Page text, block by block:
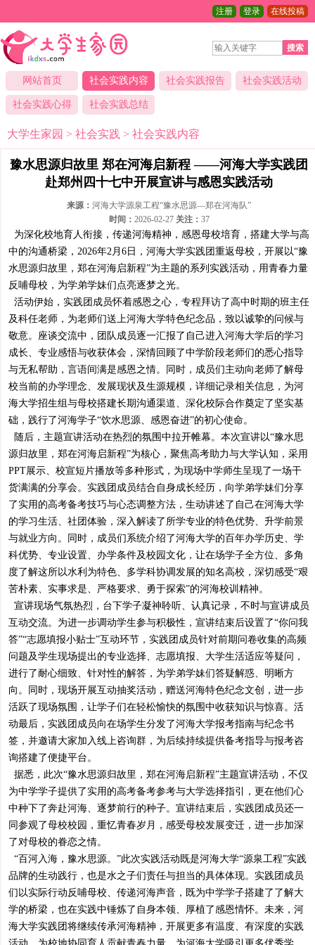
注册 登录 在线投稿
搜索
网站首页 社会实践内容 社会实践报告 社会实践活动
社会实践心得 社会实践总结
大学生家园 > 社会实践 > 社会实践内容
豫水思源归故里 郑在河海启新程 ——河海大学实践团
赴郑州四十七中开展宣讲与感恩实践活动
来源： 河海大学源泉工程“豫水思源—郑在河海队”
时间： 2026-02-27 关注： 37
为深化校地育人衔接，传递河海精神，感恩母校培育，搭建大学与高
中的沟通桥梁，2026年2月6日，河海大学实践团重返母校，开展以“豫
水思源归故里，郑在河海启新程”为主题的系列实践活动，用青春力量
反哺母校，为学弟学妹们点亮逐梦之光。
活动伊始，实践团成员怀着感恩之心，专程拜访了高中时期的班主任
及科任老师，为老师们送上河海大学特色纪念品，致以诚挚的问候与
敬意。座谈交流中，团队成员逐一汇报了自己进入河海大学后的学习
成长、专业感悟与收获体会，深情回顾了中学阶段老师们的悉心指导
与无私帮助，言语间满是感恩之情。同时，成员们主动向老师了解母
校当前的办学理念、发展现状及生源规模，详细记录相关信息，为河
海大学招生组与母校搭建长期沟通渠道、深化校际合作奠定了坚实基
础，践行了河海学子“饮水思源、感恩奋进”的初心使命。
随后，主题宣讲活动在热烈的氛围中拉开帷幕。本次宣讲以“豫水思
源归故里，郑在河海启新程”为核心，聚焦高考助力与大学认知，采用
PPT展示、校宣短片播放等多种形式，为现场中学师生呈现了一场干
货满满的分享会。实践团成员结合自身成长经历，向学弟学妹们分享
了实用的高考备考技巧与心态调整方法，生动讲述了自己在河海大学
的学习生活、社团体验，深入解读了所学专业的特色优势、升学前景
与就业方向。同时，成员们系统介绍了河海大学的百年办学历史、学
科优势、专业设置、办学条件及校园文化，让在场学子全方位、多角
度了解这所以水利为特色、多学科协调发展的知名高校，深切感受“艰
苦朴素、实事求是、严格要求、勇于探索”的河海校训精神。
宣讲现场气氛热烈，台下学子凝神聆听、认真记录，不时与宣讲成员
互动交流。为进一步调动学生参与积极性，宣讲结束后设置了“你问我
答”“志愿填报小贴士”互动环节，实践团成员针对前期问卷收集的高频
问题及学生现场提出的专业选择、志愿填报、大学生活适应等疑问，
进行了耐心细致、针对性的解答，为学弟学妹们答疑解惑、明晰方
向。同时，现场开展互动抽奖活动，赠送河海特色纪念文创，进一步
活跃了现场氛围，让学子们在轻松愉快的氛围中收获知识与惊喜。活
动最后，实践团成员向在场学生分发了河海大学报考指南与纪念书
签，并邀请大家加入线上咨询群，为后续持续提供备考指导与报考咨
询搭建了便捷平台。
据悉，此次“豫水思源归故里，郑在河海启新程”主题宣讲活动，不仅
为中学学子提供了实用的高考备考参考与大学选择指引，更在他们心
中种下了奔赴河海、逐梦前行的种子。宣讲结束后，实践团成员还一
同参观了母校校园，重忆青春岁月，感受母校发展变迁，进一步加深
了对母校的眷恋之情。
“百河入海，豫水思源。”此次实践活动既是河海大学“源泉工程”实践
品牌的生动践行，也是水之子们责任与担当的具体体现。实践团成员
们以实际行动反哺母校、传递河海声音，既为中学学子搭建了了解大
学的桥梁，也在实践中锤炼了自身本领、厚植了感恩情怀。未来，河
海大学实践团将继续传承河海精神，开展更多有温度、有深度的实践